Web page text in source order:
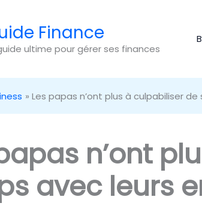
Finance
ultime pour gérer ses finances
Les papas n’ont plus à culpabiliser
n’ont
avec leurs